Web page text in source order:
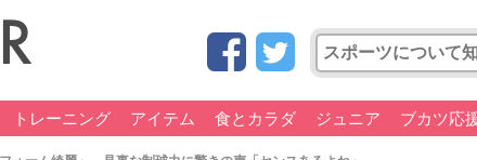
トレーニング アイテム 食とカラダ ジュニア ブカツ応